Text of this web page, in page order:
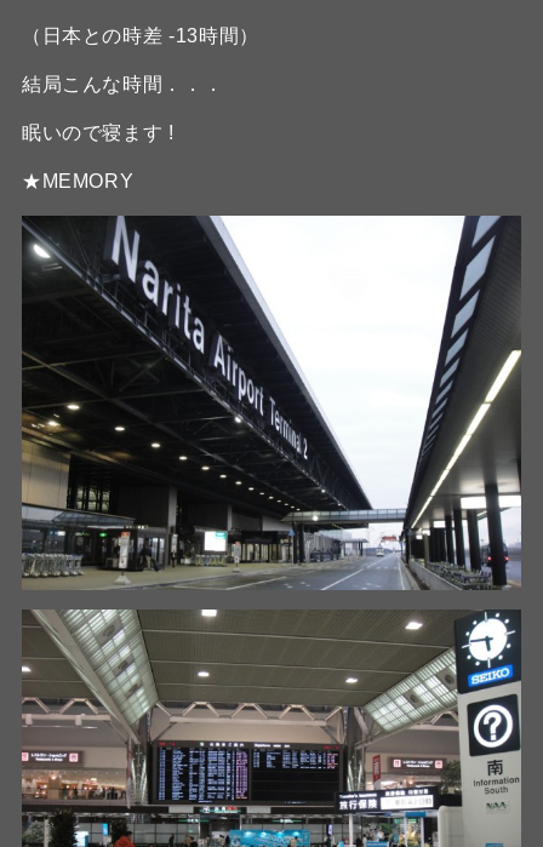
（日本との時差 -13時間）
結局こんな時間．．．
眠いので寝ます !
★MEMORY